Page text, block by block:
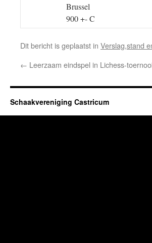
Brussel
900 +- C
Dit bericht is geplaatst in Verslag,stand
← Leerzaam eindspel in Lichess-
Schaakvereniging Castricum